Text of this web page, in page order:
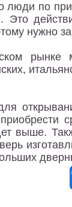
люди по
Это
нужно
рынке
выше.